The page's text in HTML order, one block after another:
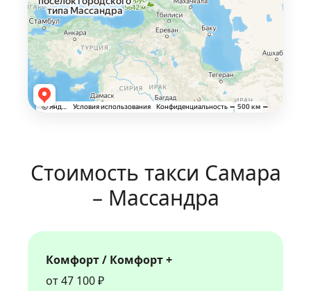
Стоимость такси Самара
– Массандра
Комфорт / Комфорт +
от 47 100 ₽